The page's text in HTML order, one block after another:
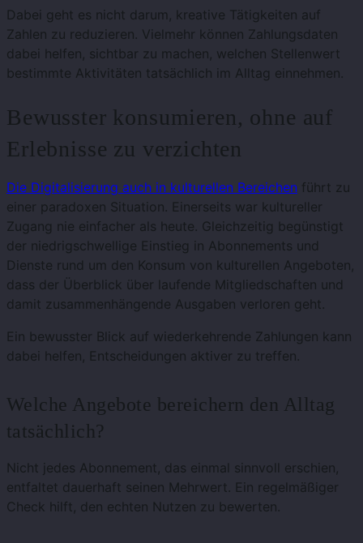
Dabei geht es nicht darum, kreative Tätigkeiten auf
Zahlen zu reduzieren. Vielmehr können Zahlungsdaten
dabei helfen, sichtbar zu machen, welchen Stellenwert
bestimmte Aktivitäten tatsächlich im Alltag einnehmen.
Bewusster konsumieren, ohne auf
Erlebnisse zu verzichten
Die Digitalisierung auch in kulturellen Bereichen führt zu
einer paradoxen Situation. Einerseits war kultureller
Zugang nie einfacher als heute. Gleichzeitig begünstigt
der niedrigschwellige Einstieg in Abonnements und
Dienste rund um den Konsum von kulturellen Angeboten,
dass der Überblick über laufende Mitgliedschaften und
damit zusammenhängende Ausgaben verloren geht.
Ein bewusster Blick auf wiederkehrende Zahlungen kann
dabei helfen, Entscheidungen aktiver zu treffen.
Welche Angebote bereichern den Alltag
tatsächlich?
Nicht jedes Abonnement, das einmal sinnvoll erschien,
entfaltet dauerhaft seinen Mehrwert. Ein regelmäßiger
Check hilft, den echten Nutzen zu bewerten.